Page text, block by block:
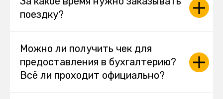
поездку?
Можно ли получить чек для
предоставления в бухгалтерию?
Всё ли проходит официально?